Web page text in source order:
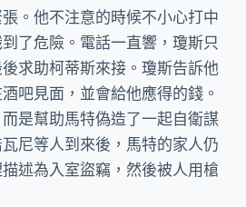
。他不注意的時候不小心打中
了危險。電話一直響，瓊斯只
求助柯蒂斯來接。瓊斯告訴他
吧見面，並會給他應得的錢。
是幫助馬特偽造了一起自衛謀
尼等人到來後，馬特的家人仍
述為入室盜竊，然後被人用槍